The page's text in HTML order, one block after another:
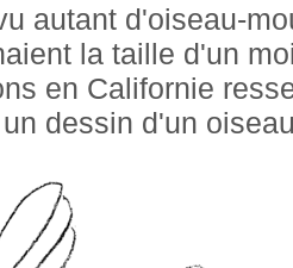
autant d'oiseau-
la taille d'un
en Californie
dessin d'un